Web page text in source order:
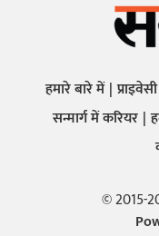
हमारे बारे में
सन्मार्ग में करियर
© 2015-